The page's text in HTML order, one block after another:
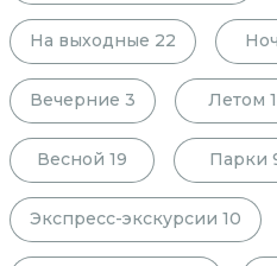
На выходные 22
Вечерние 3 Летом
Весной 19 Парки
Экспресс-экскурсии 10